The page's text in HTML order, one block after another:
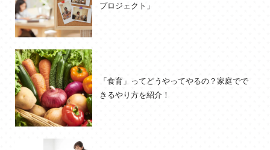
プロジェクト」
「食育」ってどうやってやるの？家庭でで
きるやり方を紹介！